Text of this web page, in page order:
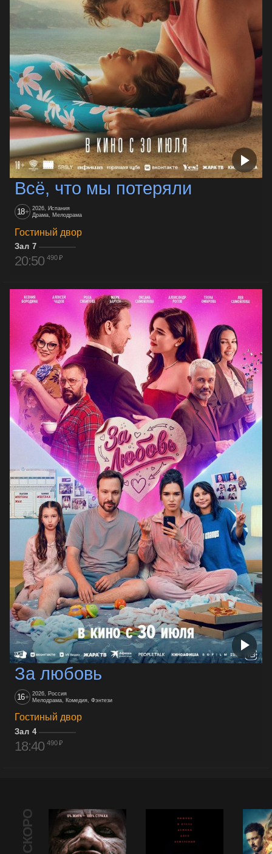
Всё, что мы потеряли
18+ 2026, Испания
Драма, Мелодрама
Гостиный двор
Зал 7
20:50 490 ₽
За любовь
16+ 2026, Россия
Мелодрама, Комедия, Фэнтези
Гостиный двор
Зал 4
18:40 490 ₽
СКОРО